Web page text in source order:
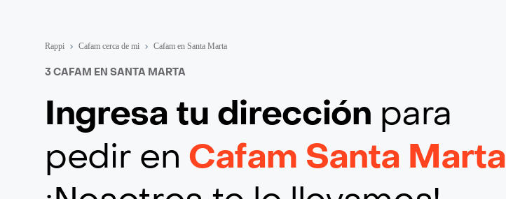
Rappi Cafam cerca de mi Cafam en Santa Marta
3 CAFAM EN SANTA MARTA
Ingresa tu dirección para
pedir en Cafam Santa Marta